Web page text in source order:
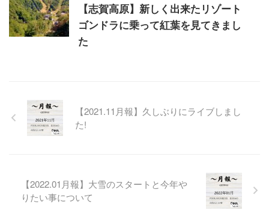
【志賀高原】新しく出来たリゾート
ゴンドラに乗って紅葉を見てきまし
た
【2021.11月報】久しぶりにライブしまし
た!
【2022.01月報】大雪のスタートと今年や
りたい事について